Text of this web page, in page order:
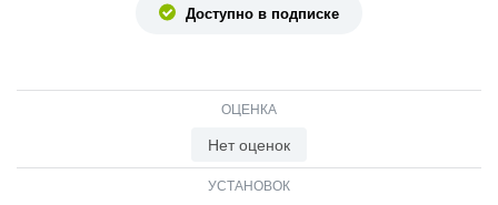
ВХОД
ВХОД
Доступно в подписке
ОЦЕНКА
Нет оценок
УСТАНОВОК